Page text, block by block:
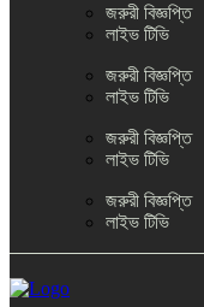
জরুরী বিজ্ঞপ্তি
লাইভ টিভি
জরুরী বিজ্ঞপ্তি
লাইভ টিভি
জরুরী বিজ্ঞপ্তি
লাইভ টিভি
জরুরী বিজ্ঞপ্তি
লাইভ টিভি